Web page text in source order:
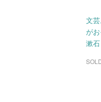
文
が
漱石